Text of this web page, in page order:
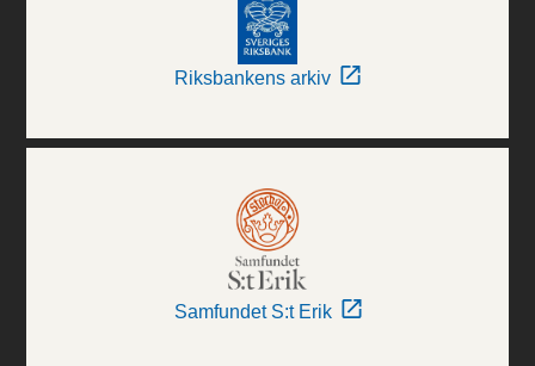
Riksbankens arkiv
Samfundet S:t Erik